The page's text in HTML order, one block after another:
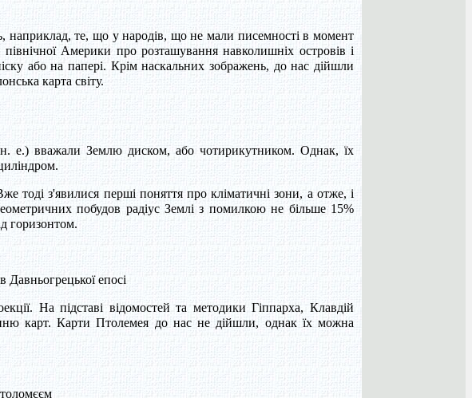
наприклад, те, що у народів, що не мали писемності в момент
Америки про розташування навколишніх островів і
або на папері. Крім наскальних зображень, до нас дійшли
карта світу.
е.) вважали Землю диском, або чотирикутником. Однак, їх
тоді з'явилися перші поняття про кліматичні зони, а отже, і
побудов радіус Землі з помилкою не більше 15%
горизонтом.
Давньогрецької епосі
На підставі відомостей та методики Гіппарха, Клавдій
карт. Карти Птолемея до нас не дійшли, однак їх можна